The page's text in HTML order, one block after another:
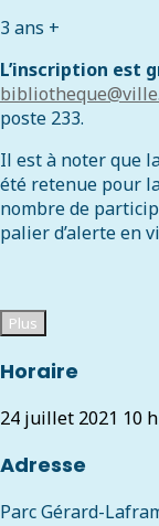
3 ans +
L’inscription est
poste 233.
Il est à noter que
été retenue pour
nombre de
palier d’alerte en
Plus
Horaire
24 juillet 2021 10
Adresse
Parc Gérard-